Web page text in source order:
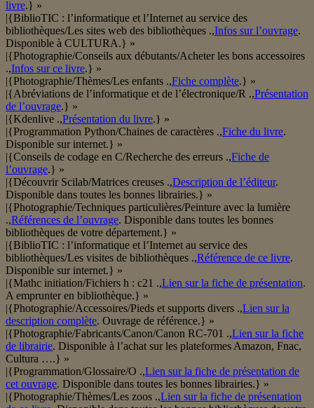
livre.} »
|{BiblioTIC : l’informatique et l’Internet au service des
bibliothèques/Les sites web des bibliothèques .,Infos sur l’ouvrage.
Disponible à CULTURA.} »
|{Photographie/Conseils aux débutants/Acheter les bons accessoires
.,Infos sur ce livre.} »
|{Photographie/Thèmes/Les enfants .,Fiche complète.} »
|{Abréviations de l’informatique et de l’électronique/R .,Présentation
de l’ouvrage.} »
|{Kdenlive .,Présentation du livre.} »
|{Programmation Python/Chaines de caractères .,Fiche du livre.
Disponible sur internet.} »
|{Conseils de codage en C/Recherche des erreurs .,Fiche de
l’ouvrage.} »
|{Découvrir Scilab/Matrices creuses .,Description de l’éditeur.
Disponible dans toutes les bonnes librairies.} »
|{Photographie/Techniques particulières/Peinture avec la lumière
.,Références de l’ouvrage. Disponible dans toutes les bonnes
bibliothèques de votre département.} »
|{BiblioTIC : l’informatique et l’Internet au service des
bibliothèques/Les visites de bibliothèques .,Référence de ce livre.
Disponible sur internet.} »
|{Mathc initiation/Fichiers h : c21 .,Lien sur la fiche de présentation.
A emprunter en bibliothèque.} »
|{Photographie/Accessoires/Pieds et supports divers .,Lien sur la
description complète. Ouvrage de référence.} »
|{Photographie/Fabricants/Canon/Canon RC-701 .,Lien sur la fiche
de librairie. Disponible à l’achat sur les plateformes Amazon, Fnac,
Cultura ….} »
|{Programmation/Glossaire/O .,Lien sur la fiche de présentation de
cet ouvrage. Disponible dans toutes les bonnes librairies.} »
|{Photographie/Thèmes/Les zoos .,Lien sur la fiche de présentation